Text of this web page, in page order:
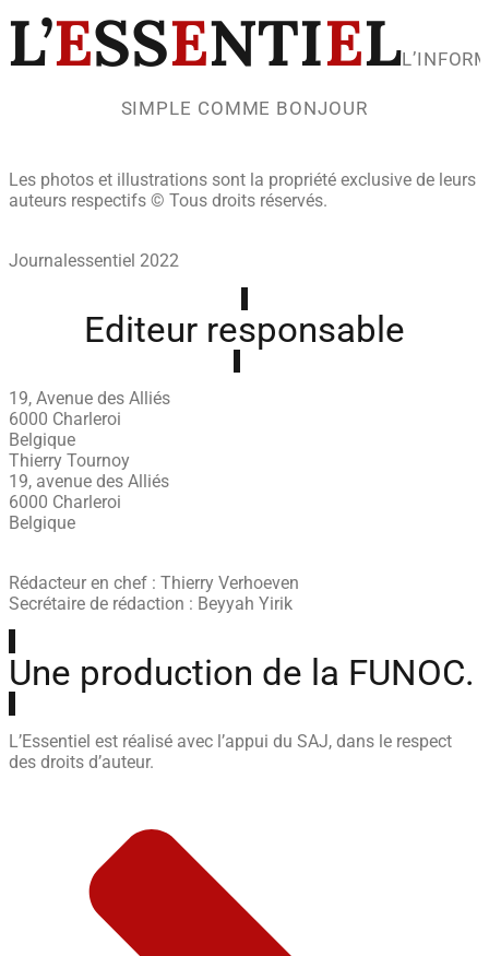
L’ESSENTIEL
SIMPLE COMME BONJOUR
Les photos et illustrations sont la propriété exclusive de leurs
auteurs respectifs © Tous droits réservés.
Journalessentiel 2022
Editeur responsable
19, Avenue des Alliés
6000 Charleroi
Belgique
Thierry Tournoy
19, avenue des Alliés
6000 Charleroi
Belgique
Rédacteur en chef : Thierry Verhoeven
Secrétaire de rédaction : Beyyah Yirik
Une production de la FUNOC.
L’Essentiel est réalisé avec l’appui du SAJ, dans le respect
des droits d’auteur.